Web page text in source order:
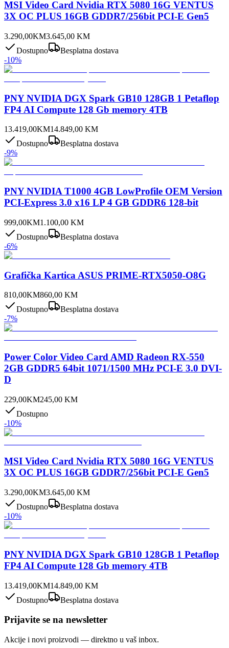
MSI Video Card Nvidia RTX 5080 16G VENTUS
3X OC PLUS 16GB GDDR7/256bit PCI-E Gen5
3.290,00KM3.645,00 KM
Dostupno
Besplatna dostava
-10%
PNY NVIDIA DGX Spark GB10 128GB 1 Petaflop
FP4 AI Compute 128 Gb memory 4TB
13.419,00KM14.849,00 KM
Dostupno
Besplatna dostava
-9%
PNY NVIDIA T1000 4GB LowProfile OEM Version
PCI-Express 3.0 x16 LP 4 GB GDDR6 128-bit
999,00KM1.100,00 KM
Dostupno
Besplatna dostava
-6%
Grafička Kartica ASUS PRIME-RTX5050-O8G
810,00KM860,00 KM
Dostupno
Besplatna dostava
-7%
Power Color Video Card AMD Radeon RX-550
2GB GDDR5 64bit 1071/1500 MHz PCI-E 3.0 DVI-
D
229,00KM245,00 KM
Dostupno
-10%
MSI Video Card Nvidia RTX 5080 16G VENTUS
3X OC PLUS 16GB GDDR7/256bit PCI-E Gen5
3.290,00KM3.645,00 KM
Dostupno
Besplatna dostava
-10%
PNY NVIDIA DGX Spark GB10 128GB 1 Petaflop
FP4 AI Compute 128 Gb memory 4TB
13.419,00KM14.849,00 KM
Dostupno
Besplatna dostava
Prijavite se na newsletter
Akcije i novi proizvodi — direktno u vaš inbox.